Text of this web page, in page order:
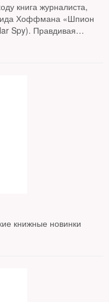
книга журналиста,
Хоффмана «Шпион
Spy). Правдивая
книжные новинки